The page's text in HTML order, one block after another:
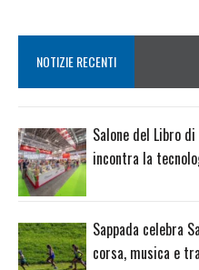
NOTIZIE RECENTI
Salone del Libro
incontra la
Sappada celebra
corsa, musica e